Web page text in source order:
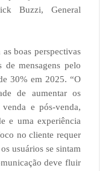
Buzzi, General
boas perspectivas
mensagens pelo
30% em 2025. “O
de aumentar os
e pós-venda,
e uma experiência
no cliente requer
usuários se sintam
deve fluir